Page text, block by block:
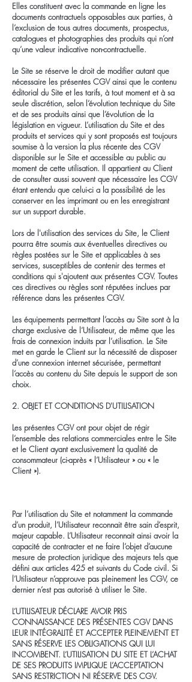
Elles constituent avec la commande en ligne les
documents contractuels opposables aux parties, à
l’exclusion de tous autres documents, prospectus,
catalogues et photographies des produits qui n’ont
qu’une valeur indicative non-contractuelle.
Le Site se réserve le droit de modifier autant que
nécessaire les présentes CGV ainsi que le contenu
éditorial du Site et les tarifs, à tout moment et à sa
seule discrétion, selon l’évolution technique du Site
et de ses produits ainsi que l’évolution de la
législation en vigueur. L’utilisation du Site et des
produits et services qui y sont proposés est toujours
soumise à la version la plus récente des CGV
disponible sur le Site et accessible au public au
moment de cette utilisation. Il appartient au Client
de consulter aussi souvent que nécessaire les CGV
étant entendu que celui-ci a la possibilité de les
conserver en les imprimant ou en les enregistrant
sur un support durable.
Lors de l'utilisation des services du Site, le Client
pourra être soumis aux éventuelles directives ou
règles postées sur le Site et applicables à ses
services, susceptibles de contenir des termes et
conditions qui s'ajoutent aux présentes CGV. Toutes
ces directives ou règles sont réputées inclues par
référence dans les présentes CGV.
Les équipements permettant l’accès au Site sont à la
charge exclusive de l’Utilisateur, de même que les
frais de connexion induits par l’utilisation. Le Site
met en garde le Client sur la nécessité de disposer
d’une connexion internet sécurisée, permettant
l’accès au contenu du Site depuis le support de son
choix.
2. OBJET ET CONDITIONS D'UTILISATION
Les présentes CGV ont pour objet de régir
l’ensemble des relations commerciales entre le Site
et le Client ayant exclusivement la qualité de
consommateur (ci-après « l’Utilisateur » ou « le
Client »).
Par l’utilisation du Site et notamment la commande
d’un produit, l’Utilisateur reconnait être sain d’esprit,
majeur capable. L’Utilisateur reconnait ainsi avoir la
capacité de contracter et ne faire l’objet d’aucune
mesure de protection juridique des majeurs tels que
défini aux articles 425 et suivants du Code civil. Si
l’Utilisateur n’approuve pas pleinement les CGV, ce
dernier n’est pas autorisé à utiliser le Site.
L’UTILISATEUR DÉCLARE AVOIR PRIS
CONNAISSANCE DES PRÉSENTES CGV DANS
LEUR INTÉGRALITÉ ET ACCEPTER PLEINEMENT ET
SANS RÉSERVE LES OBLIGATIONS QUI LUI
INCOMBENT. L’UTILISATION DU SITE ET L’ACHAT
DE SES PRODUITS IMPLIQUE L’ACCEPTATION
SANS RESTRICTION NI RÉSERVE DES CGV.